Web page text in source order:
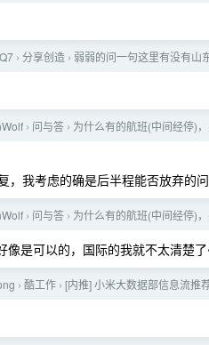
› 分享创造 › 弱弱的问一句这里有没有山
› 问与答 › 为什么有的航班(中间经停)
，我考虑的确是后半程能否放弃的
› 问与答 › 为什么有的航班(中间经停)
像是可以的，国际的我就不太清楚
› 酷工作 › [内推] 小米大数据部信息流推